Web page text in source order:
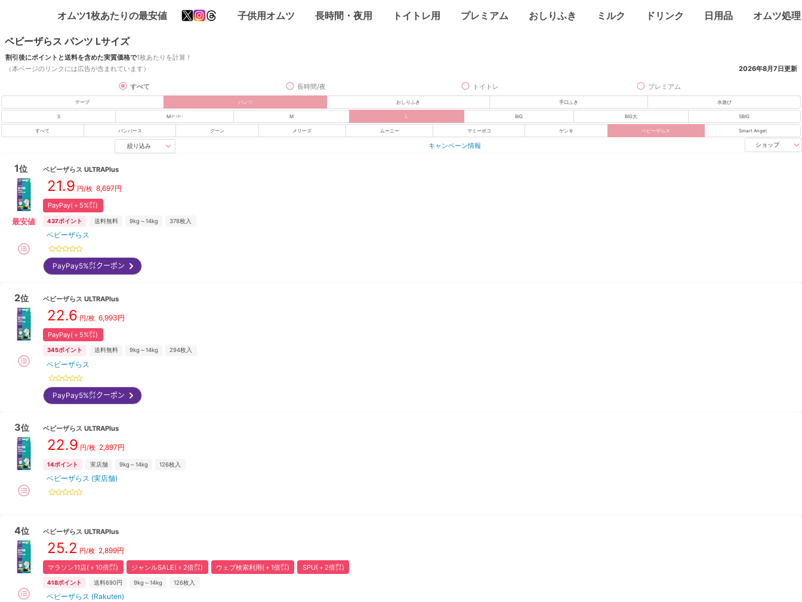
オムツ1枚あたりの最安値 子供用オムツ 長時間・夜用 トイトレ用 プレミアム おしりふき ミルク ドリンク 日用品 オムツ処理
ベビーザらス パンツ Lサイズ
割引後にポイントと送料を含めた実質価格で1枚あたりを計算！
（本ページのリンクには広告が含まれています）
2026年8月7日更新
すべて 長時間/夜 トイトレ プレミアム
テープ パンツ おしりふき 手口ふき 水遊び
S Mはいはい M L BIG BIG大 SBIG
すべて パンパース グーン メリーズ ムーニー マミーポコ ゲンキ ベビーザらス Smart Angel
絞り込み キャンペーン情報 ショップ
1位
最安値
ベビーザらス ULTRAPlus
21.9 円/枚 8,697円
PayPay(＋5%㌽)
437ポイント 送料無料 9kg～14kg 378枚入
ベビーザらス
PayPay5%㌽クーポン
2位 ベビーザらス ULTRAPlus
22.6 円/枚 6,993円
PayPay(＋5%㌽)
345ポイント 送料無料 9kg～14kg 294枚入
ベビーザらス
PayPay5%㌽クーポン
3位 ベビーザらス ULTRAPlus
22.9 円/枚 2,897円
14ポイント 実店舗 9kg～14kg 126枚入
ベビーザらス (実店舗)
4位 ベビーザらス ULTRAPlus
25.2 円/枚 2,899円
マラソン11店(＋10倍㌽) ジャンルSALE(＋2倍㌽) ウェブ検索利用(＋1倍㌽) SPU(＋2倍㌽)
418ポイント 送料690円 9kg～14kg 126枚入
ベビーザらス (Rakuten)